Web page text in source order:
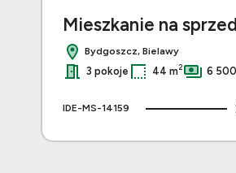
Mieszkanie na
Bydgoszcz, Bielawy
3 pokoje 44 m2 6
IDE-MS-14159